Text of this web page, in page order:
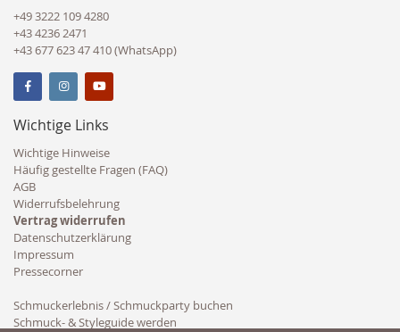
+49 3222 109 4280
+43 4236 2471
+43 677 623 47 410 (WhatsApp)
Wichtige Links
Wichtige Hinweise
Häufig gestellte Fragen (FAQ)
AGB
Widerrufsbelehrung
Vertrag widerrufen
Datenschutzerklärung
Impressum
Pressecorner
Schmuckerlebnis / Schmuckparty buchen
Schmuck- & Styleguide werden